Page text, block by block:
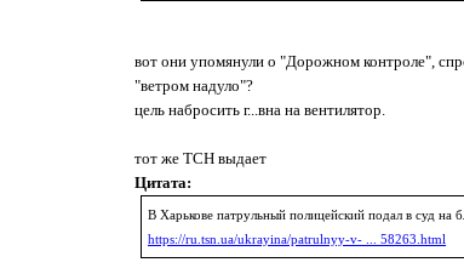
вот они упомянули о "Дорожном контроле",
"ветром надуло"?
цель набросить г...вна на вентилятор.
тот же ТСН выдает
Цитата:
В Харькове патрульный полицейский подал в суд на
https://ru.tsn.ua/ukrayina/patrulnyy-v- ... 58263.html